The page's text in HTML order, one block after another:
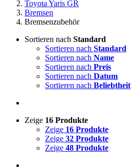
Toyota Yaris GR
Bremsen
Bremsenzubehör
Sortieren nach Standard
Sortieren nach Standard
Sortieren nach Name
Sortieren nach Preis
Sortieren nach Datum
Sortieren nach Beliebtheit
Zeige 16 Produkte
Zeige 16 Produkte
Zeige 32 Produkte
Zeige 48 Produkte